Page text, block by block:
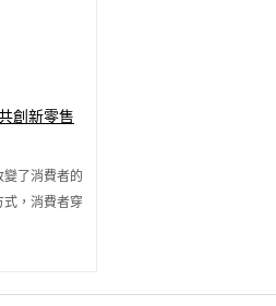
創新零售
部價值
了消費者的
，消費者穿